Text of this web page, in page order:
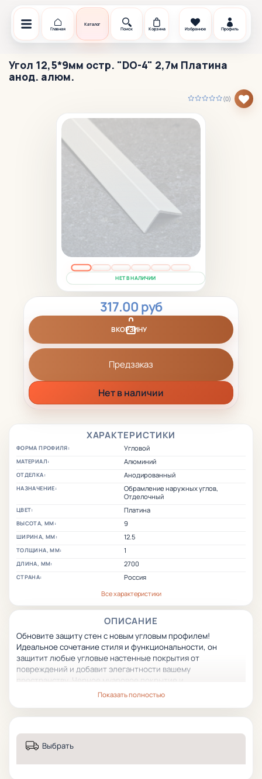
Главная
Каталог
Поиск
Корзина Избранное Профиль
Угол 12,5*9мм остр. "DO-4" 2,7м Платина
анод. алюм.
(0)
НЕТ В НАЛИЧИИ
ХАРАКТЕРИСТИКИ
ФОРМА ПРОФИЛЯ: Угловой
МАТЕРИАЛ: Алюминий
ОТДЕЛКА: Анодированный
НАЗНАЧЕНИЕ:
Обрамление наружных углов,
Отделочный
ЦВЕТ: Платина
ВЫСОТА, ММ: 9
ШИРИНА, ММ: 12.5
ТОЛЩИНА, ММ: 1
ДЛИНА, ММ: 2700
СТРАНА:
Россия
Все характеристики
ОПИСАНИЕ
Обновите защиту стен с новым угловым профилем!
Идеальное сочетание стиля и функциональности, он
защитит любые угловые настенные покрытия от
повреждений и добавит элегантности вашему
пространству. Черное муаровое покрытие и
высококачественный алюминий делают его устойчивым к
сейчас с этим универсальным решением!
Показать полностью
317.00 руб
В КОРЗИНУ
Предзаказ
Нет в наличии
Выбрать